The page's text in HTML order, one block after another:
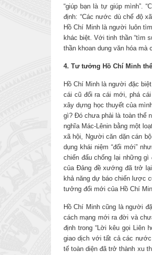
“giúp bạn là tự giúp mình”.
định: “Các nước dù chế độ
Hồ Chí Minh là người luôn
khác biệt. Với tinh thần “tìm
thần khoan dung văn hóa mà
4. Tư tưởng Hồ Chí Minh
Hồ Chí Minh là người đặc
cái cũ đổi ra cái mới, phá
xây dựng học thuyết của
gì? Đó chưa phải là toàn thể
nghĩa Mác-Lênin bằng một
xã hội, Người căn dặn cán
dụng khái niệm “đổi mới”
chiến đấu chống lại những
của Đảng đề xướng đã trở
khả năng dự báo chiến lược
tưởng đổi mới của Hồ Chí
Hồ Chí Minh cũng là người
cách mạng mới ra đời và
định trong “Lời kêu gọi Liên
giao dịch với tất cả các nước
tế toàn diện đã trở thành xu